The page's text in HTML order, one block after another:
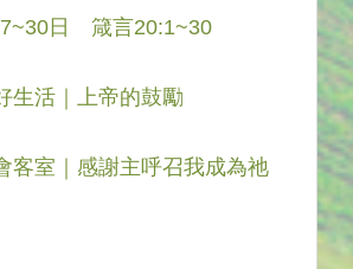
日 箴言20:1~30
生活｜上帝的鼓勵
客室｜感謝主呼召我成為祂